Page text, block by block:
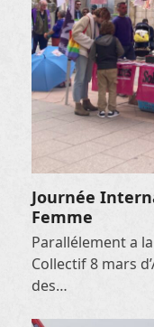
Journée
Femme
Parallélement a
Collectif 8 mars
des…